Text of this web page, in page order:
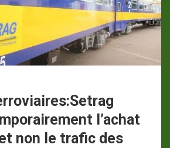
l’achat
non le trafic des